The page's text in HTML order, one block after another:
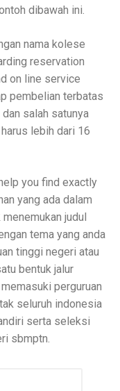
dibawah ini.
nama kolese
reservation
on line service
pembelian terbatas
salah satunya
lebih dari 16
you find exactly
yang ada dalam
judul
tema yang anda
tinggi negeri atau
bentuk jalur
perguruan
seluruh indonesia
serta seleksi
sbmptn.